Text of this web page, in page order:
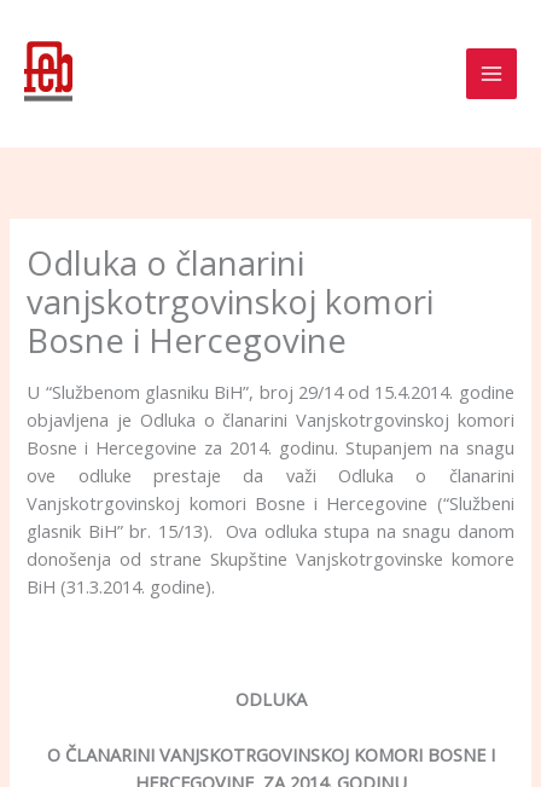
content
Odluka o članarini
vanjskotrgovinskoj komori
Bosne i Hercegovine
U “Službenom glasniku BiH”, broj 29/14 od 15.4.2014. godine
objavljena je Odluka o članarini Vanjskotrgovinskoj komori
Bosne i Hercegovine za 2014. godinu. Stupanjem na snagu
ove odluke prestaje da važi Odluka o članarini
Vanjskotrgovinskoj komori Bosne i Hercegovine (“Službeni
glasnik BiH” br. 15/13). Ova odluka stupa na snagu danom
donošenja od strane Skupštine Vanjskotrgovinske komore
BiH (31.3.2014. godine).
ODLUKA
O ČLANARINI VANJSKOTRGOVINSKOJ KOMORI BOSNE I